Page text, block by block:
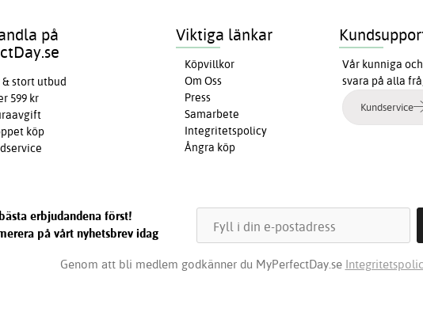
på
stort utbud
599 kr
köp
Viktiga länkar
Köpvillkor
Om Oss
Press
Samarbete
Integritetspolicy
Ångra köp
Vår kunniga
svara på alla
Kundservice
erbjudandena först!
på vårt nyhetsbrev idag
Genom att bli medlem godkänner du MyPerfectDay.se